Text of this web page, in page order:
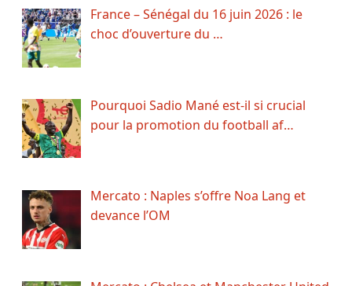
France – Sénégal du 16 juin 2026 : le
choc d’ouverture du …
Pourquoi Sadio Mané est-il si crucial
pour la promotion du football af…
Mercato : Naples s’offre Noa Lang et
devance l’OM